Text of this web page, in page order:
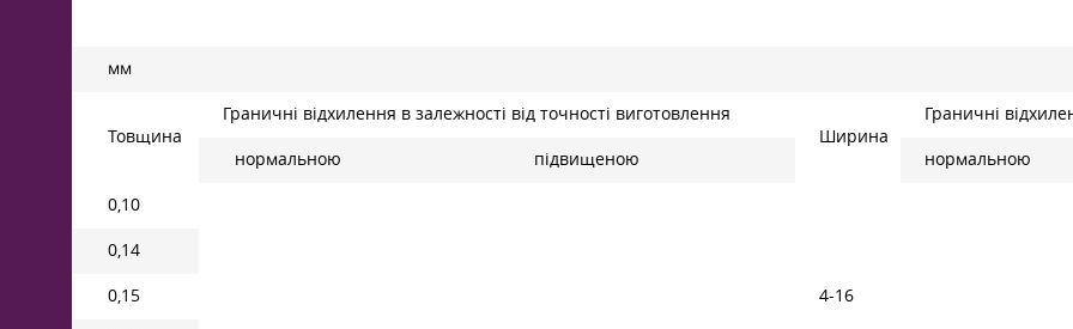
мм
Товщина
Граничні відхилення в залежності від точності виготовлення
Ширина
Граничні
нормальною підвищеною нормальною
0,10
4-16
0,14
0,15